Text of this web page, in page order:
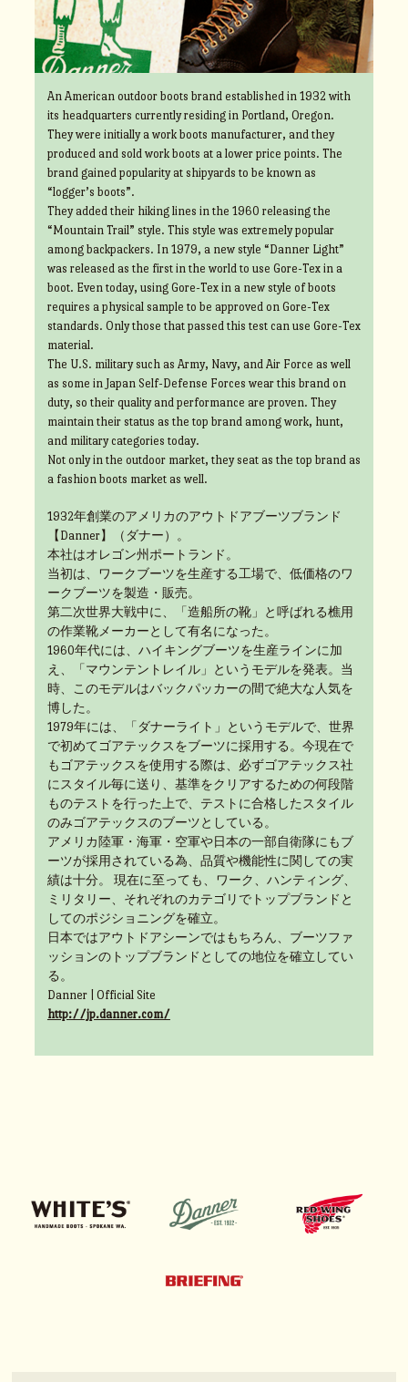
An American outdoor boots brand established in 1932 with
its headquarters currently residing in Portland, Oregon.
They were initially a work boots manufacturer, and they
produced and sold work boots at a lower price points. The
brand gained popularity at shipyards to be known as
“logger’s boots”.
They added their hiking lines in the 1960 releasing the
“Mountain Trail” style. This style was extremely popular
among backpackers. In 1979, a new style “Danner Light”
was released as the first in the world to use Gore-Tex in a
boot. Even today, using Gore-Tex in a new style of boots
requires a physical sample to be approved on Gore-Tex
standards. Only those that passed this test can use Gore-Tex
material.
The U.S. military such as Army, Navy, and Air Force as well
as some in Japan Self-Defense Forces wear this brand on
duty, so their quality and performance are proven. They
maintain their status as the top brand among work, hunt,
and military categories today.
Not only in the outdoor market, they seat as the top brand as
a fashion boots market as well.
1932年創業のアメリカのアウトドアブーツブランド
【Danner】（ダナー）。
本社はオレゴン州ポートランド。
当初は、ワークブーツを生産する工場で、低価格のワ
ークブーツを製造・販売。
第二次世界大戦中に、「造船所の靴」と呼ばれる樵用
の作業靴メーカーとして有名になった。
1960年代には、ハイキングブーツを生産ラインに加
え、「マウンテントレイル」というモデルを発表。当
時、このモデルはバックパッカーの間で絶大な人気を
博した。
1979年には、「ダナーライト」というモデルで、世界
で初めてゴアテックスをブーツに採用する。今現在で
もゴアテックスを使用する際は、必ずゴアテックス社
にスタイル毎に送り、基準をクリアするための何段階
ものテストを行った上で、テストに合格したスタイル
のみゴアテックスのブーツとしている。
アメリカ陸軍・海軍・空軍や日本の一部自衛隊にもブ
ーツが採用されている為、品質や機能性に関しての実
績は十分。 現在に至っても、ワーク、ハンティング、
ミリタリー、それぞれのカテゴリでトップブランドと
してのポジショニングを確立。
日本ではアウトドアシーンではもちろん、ブーツファ
ッションのトップブランドとしての地位を確立してい
る。
Danner | Official Site
http://jp.danner.com/